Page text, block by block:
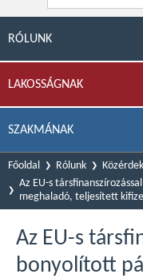
RÓLUNK
LAKOSSÁGNAK
SZAKMÁNAK
Főoldal Rólunk
Az EU-s
meghaladó, teljesített
Az EU-s
bonyolított